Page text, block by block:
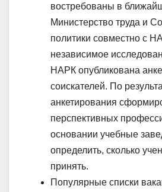
востребованы в
Министерство труда и
политики совместно с
независимое
НАРК опубликована
соискателей. По
анкетирования
перспективных
основании учебные
определить, сколько
принять.
Популярные списки